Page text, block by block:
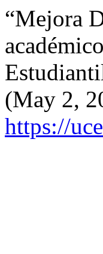
“Mejora
(May 2,
https://